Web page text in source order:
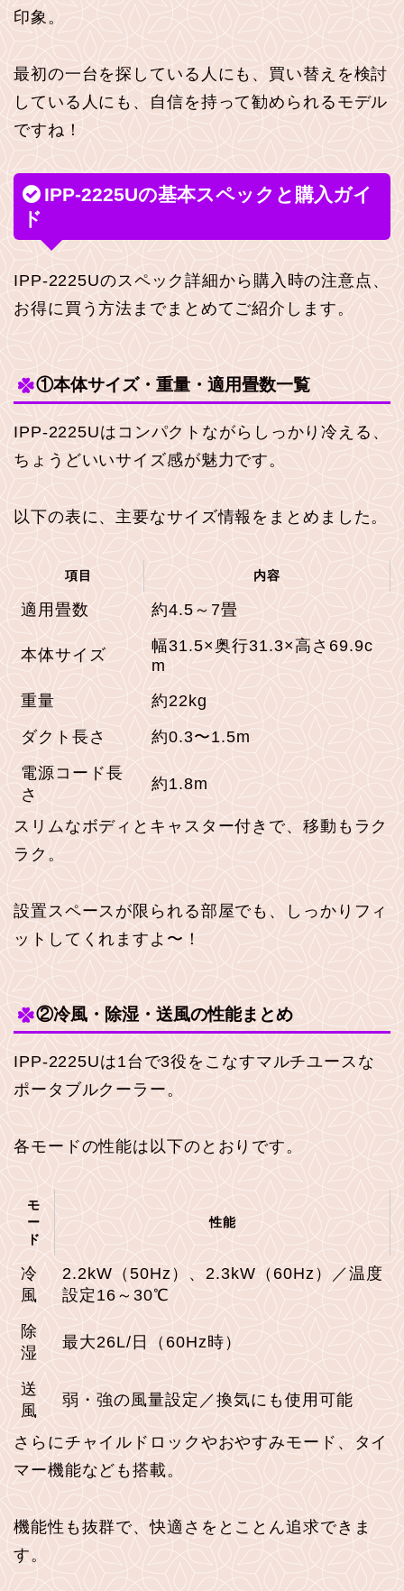
印象。
最初の一台を探している人にも、買い替えを検討
している人にも、自信を持って勧められるモデル
ですね！
IPP-2225Uの基本スペックと購入ガイ
ド
IPP-2225Uのスペック詳細から購入時の注意点、
お得に買う方法までまとめてご紹介します。
①本体サイズ・重量・適用畳数一覧
IPP-2225Uはコンパクトながらしっかり冷える、
ちょうどいいサイズ感が魅力です。
以下の表に、主要なサイズ情報をまとめました。
項目 内容
適用畳数 約4.5～7畳
本体サイズ
幅31.5×奥行31.3×高さ69.9c
m
重量
約22kg
ダクト長さ
約0.3〜1.5m
電源コード長
さ
約1.8m
スリムなボディとキャスター付きで、移動もラク
ラク。
設置スペースが限られる部屋でも、しっかりフィ
ットしてくれますよ〜！
②冷風・除湿・送風の性能まとめ
IPP-2225Uは1台で3役をこなすマルチユースな
ポータブルクーラー。
各モードの性能は以下のとおりです。
モ
ー
ド
性能
冷
風
2.2kW（50Hz）、2.3kW（60Hz）／温度
設定16～30℃
除
湿
最大26L/日（60Hz時）
送
風
弱・強の風量設定／換気にも使用可能
さらにチャイルドロックやおやすみモード、タイ
マー機能なども搭載。
機能性も抜群で、快適さをとことん追求できま
す。